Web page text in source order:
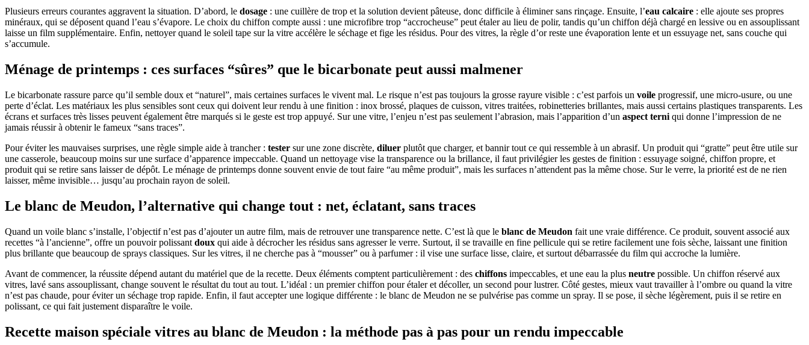
Plusieurs erreurs courantes aggravent la situation. D’abord, le dosage : une cuillère de trop et la solution devient pâteuse, donc difficile à éliminer sans rinçage. Ensuite, l’eau calcaire : elle ajoute ses propres
minéraux, qui se déposent quand l’eau s’évapore. Le choix du chiffon compte aussi : une microfibre trop “accrocheuse” peut étaler au lieu de polir, tandis qu’un chiffon déjà chargé en lessive ou en assouplissant
laisse un film supplémentaire. Enfin, nettoyer quand le soleil tape sur la vitre accélère le séchage et fige les résidus. Pour des vitres, la règle d’or reste une évaporation lente et un essuyage net, sans couche qui
s’accumule.
Ménage de printemps : ces surfaces “sûres” que le bicarbonate peut aussi malmener
Le bicarbonate rassure parce qu’il semble doux et “naturel”, mais certaines surfaces le vivent mal. Le risque n’est pas toujours la grosse rayure visible : c’est parfois un voile progressif, une micro-usure, ou une
perte d’éclat. Les matériaux les plus sensibles sont ceux qui doivent leur rendu à une finition : inox brossé, plaques de cuisson, vitres traitées, robinetteries brillantes, mais aussi certains plastiques transparents. Les
écrans et surfaces très lisses peuvent également être marqués si le geste est trop appuyé. Sur une vitre, l’enjeu n’est pas seulement l’abrasion, mais l’apparition d’un aspect terni qui donne l’impression de ne
jamais réussir à obtenir le fameux “sans traces”.
Pour éviter les mauvaises surprises, une règle simple aide à trancher : tester sur une zone discrète, diluer plutôt que charger, et bannir tout ce qui ressemble à un abrasif. Un produit qui “gratte” peut être utile sur
une casserole, beaucoup moins sur une surface d’apparence impeccable. Quand un nettoyage vise la transparence ou la brillance, il faut privilégier les gestes de finition : essuyage soigné, chiffon propre, et
produit qui se retire sans laisser de dépôt. Le ménage de printemps donne souvent envie de tout faire “au même produit”, mais les surfaces n’attendent pas la même chose. Sur le verre, la priorité est de ne rien
laisser, même invisible… jusqu’au prochain rayon de soleil.
Le blanc de Meudon, l’alternative qui change tout : net, éclatant, sans traces
Quand un voile blanc s’installe, l’objectif n’est pas d’ajouter un autre film, mais de retrouver une transparence nette. C’est là que le blanc de Meudon fait une vraie différence. Ce produit, souvent associé aux
recettes “à l’ancienne”, offre un pouvoir polissant doux qui aide à décrocher les résidus sans agresser le verre. Surtout, il se travaille en fine pellicule qui se retire facilement une fois sèche, laissant une finition
plus brillante que beaucoup de sprays classiques. Sur les vitres, il ne cherche pas à “mousser” ou à parfumer : il vise une surface lisse, claire, et surtout débarrassée du film qui accroche la lumière.
Avant de commencer, la réussite dépend autant du matériel que de la recette. Deux éléments comptent particulièrement : des chiffons impeccables, et une eau la plus neutre possible. Un chiffon réservé aux
vitres, lavé sans assouplissant, change souvent le résultat du tout au tout. L’idéal : un premier chiffon pour étaler et décoller, un second pour lustrer. Côté gestes, mieux vaut travailler à l’ombre ou quand la vitre
n’est pas chaude, pour éviter un séchage trop rapide. Enfin, il faut accepter une logique différente : le blanc de Meudon ne se pulvérise pas comme un spray. Il se pose, il sèche légèrement, puis il se retire en
polissant, ce qui fait justement disparaître le voile.
Recette maison spéciale vitres au blanc de Meudon : la méthode pas à pas pour un rendu impeccable